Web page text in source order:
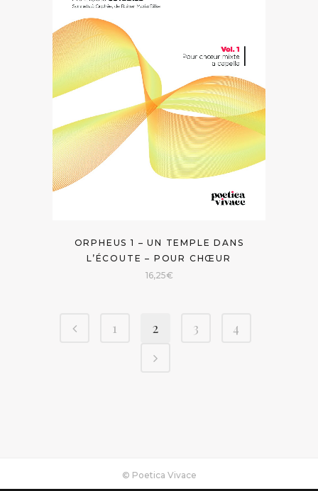
ORPHEUS 1 – UN TEMPLE DANS
L’ÉCOUTE – POUR CHŒUR
16,25€
1 2 3 4
© Poetica Vivace